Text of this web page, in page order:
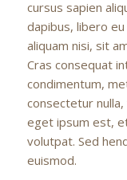
cursus sapien
dapibus, libero
aliquam nisi, sit
Cras consequat
condimentum,
consectetur
eget ipsum est,
volutpat. Sed
euismod.